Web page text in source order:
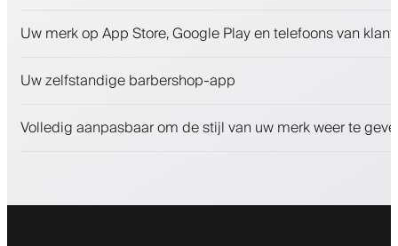
Betalingen, waarborgsom
Betrek klanten met een loyaliteitsprogramma
Uw merk op App Store, Google Play en telefoons van
Uw zelfstandige barbershop-app
Volledig aanpasbaar om de stijl van uw merk weer te